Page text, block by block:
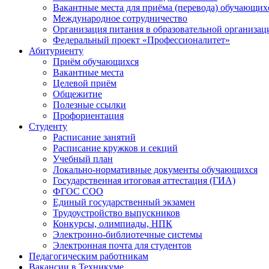
Вакантные места для приёма (перевода)
Международное сотрудничество
Организация питания в образовательной
Федеральный проект «Профессионалитет»
Абитуриенту
Приём обучающихся
Вакантные места
Целевой приём
Общежитие
Полезные ссылки
Профориентация
Студенту
Расписание занятий
Расписание кружков и секций
Учебный план
Локально-нормативные документы обучающихся
Государственная итоговая аттестация (ГИА)
ФГОС СОО
Единый государственный экзамен
Трудоустройство выпускников
Конкурсы, олимпиады, НПК
Электронно-библиотечные системы
Электронная почта для студентов
Педагогическим работникам
Вакансии в Техникуме